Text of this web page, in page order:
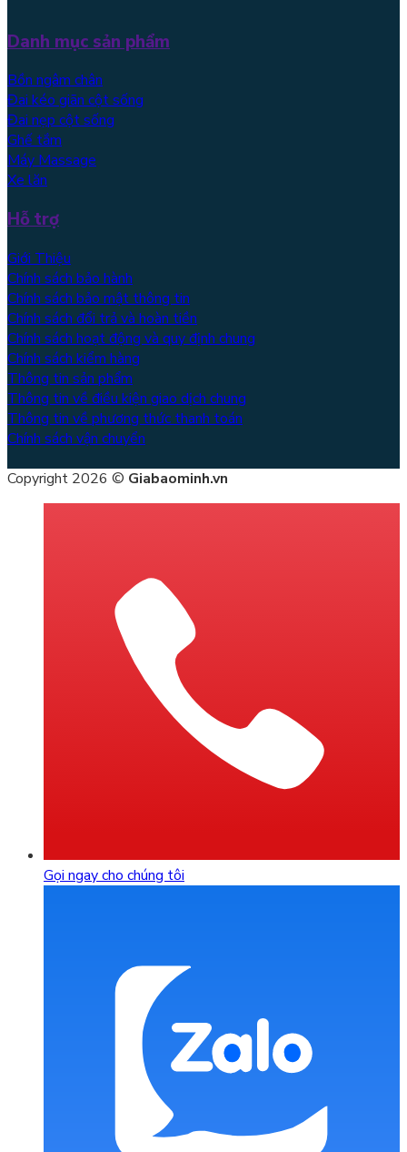
Danh mục sản phẩm
Bồn ngâm chân
Đai kéo giãn cột sống
Đai nẹp cột sống
Ghế tắm
Máy Massage
Xe lăn
Hỗ trợ
Giới Thiệu
Chính sách bảo hành
Chính sách bảo mật thông tin
Chính sách đổi trả và hoàn tiền
Chính sách hoạt động và quy định chung
Chính sách kiểm hàng
Thông tin sản phẩm
Thông tin về điều kiện giao dịch chung
Thông tin về phương thức thanh toán
Chính sách vận chuyển
Copyright 2026 © Giabaominh.vn
Gọi ngay cho chúng tôi